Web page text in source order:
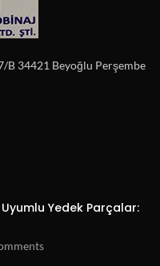
B 34421 Beyoğlu Perşembe
Yedek Parçalar: